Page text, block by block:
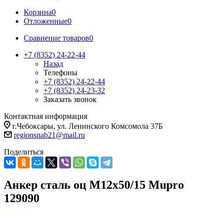
Корзина0
Отложенные0
Сравнение товаров0
+7 (8352) 24-22-44
Назад
Телефоны
+7 (8352) 24-22-44
+7 (8352) 24-23-32
Заказать звонок
Контактная информация
г.Чебоксары, ул. Ленинского Комсомола 37Б
regionsnab21@mail.ru
Поделиться
Анкер сталь оц М12х50/15 Mupro
129090